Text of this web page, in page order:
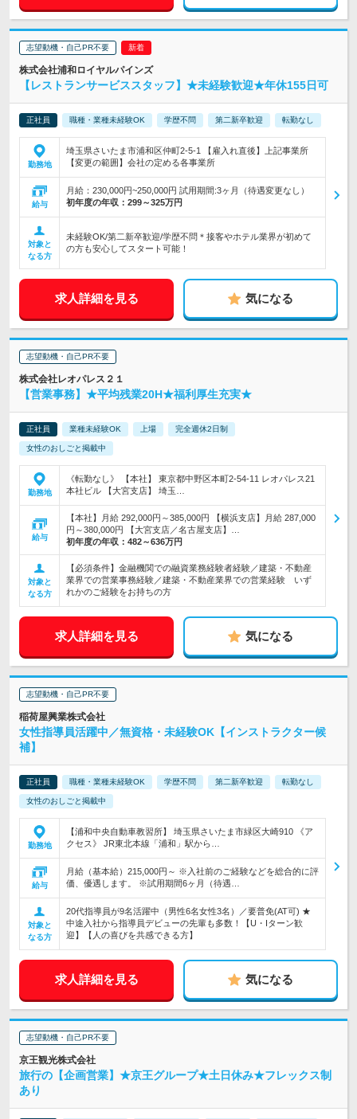
志望動機・自己PR不要
株式会社浦和ロイヤルパインズ
【レストランサービススタッフ】★未経験歓迎★年休155日可
正社員 職種・業種未経験OK 学歴不問 第二新卒歓迎 転勤なし
勤務地
埼玉県さいたま市浦和区仲町2-5-1 【雇入れ直後】上記事業所
【変更の範囲】会社の定める各事業所
給与
月給：230,000円~250,000円 試用期間:3ヶ月（待遇変更なし）
初年度の年収： 299～325万円
対象と
なる方
未経験OK/第二新卒歓迎/学歴不問＊接客やホテル業界が初めて
の方も安心してスタート可能！
求人詳細を見る 気になる
志望動機・自己PR不要
株式会社レオパレス２１
【営業事務】★平均残業20H★福利厚生充実★
正社員 業種未経験OK 上場 完全週休2日制
女性のおしごと掲載中
勤務地
《転勤なし》 【本社】 東京都中野区本町2-54-11 レオパレス21
本社ビル 【大宮支店】 埼玉…
給与
【本社】月給 292,000円～385,000円 【横浜支店】月給 287,000
円～380,000円 【大宮支店／名古屋支店】…
初年度の年収： 482～636万円
対象と
なる方
【必須条件】金融機関での融資業務経験者経験／建築・不動産
業界での営業事務経験／建築・不動産業界での営業経験 いず
れかのご経験をお持ちの方
求人詳細を見る 気になる
志望動機・自己PR不要
稲荷屋興業株式会社
女性指導員活躍中／無資格・未経験OK【インストラクター候
補】
正社員 職種・業種未経験OK 学歴不問 第二新卒歓迎 転勤なし
女性のおしごと掲載中
勤務地
【浦和中央自動車教習所】 埼玉県さいたま市緑区大崎910 《ア
クセス》 JR東北本線「浦和」駅から…
給与
月給（基本給）215,000円～ ※入社前のご経験などを総合的に評
価、優遇します。 ※試用期間6ヶ月（待遇…
対象と
なる方
20代指導員が9名活躍中（男性6名女性3名）／要普免(AT可) ★
中途入社から指導員デビューの先輩も多数！【U・Iターン歓
迎】【人の喜びを共感できる方】
求人詳細を見る 気になる
志望動機・自己PR不要
京王観光株式会社
旅行の【企画営業】★京王グループ★土日休み★フレックス制
あり